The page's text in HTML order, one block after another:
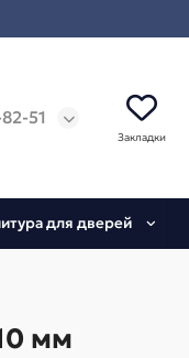
51
Закладки
для дверей
мм